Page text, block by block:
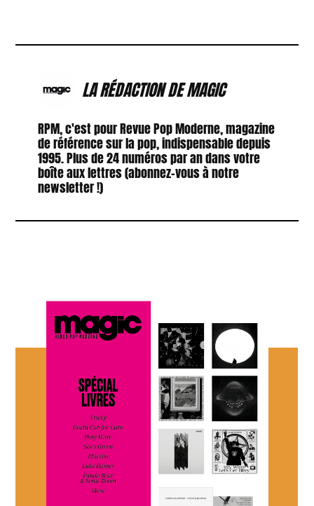
LA RÉDACTION DE MAGIC
RPM, c'est pour Revue Pop Moderne, magazine
de référence sur la pop, indispensable depuis
1995. Plus de 24 numéros par an dans votre
boîte aux lettres (abonnez-vous à notre
newsletter !)